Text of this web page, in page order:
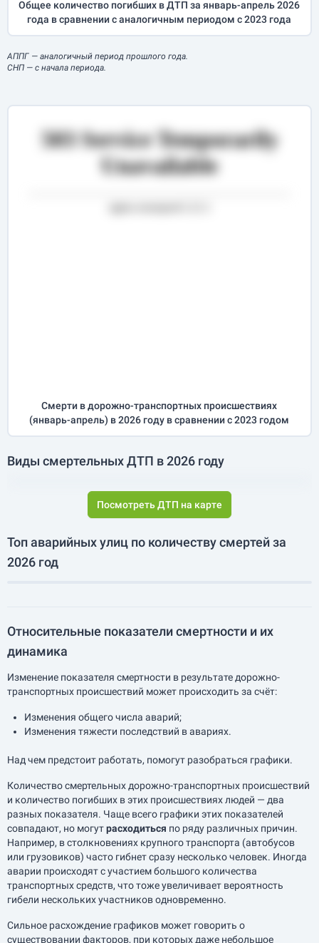
Общее количество погибших в ДТП заянварь-апрель2026
года в сравнении с аналогичным периодом с 2023 года
АППГ — аналогичный период прошлого года.
СНП — с начала периода.
Смерти в дорожно-транспортных происшествиях
(январь-апрель) в 2026 году в сравнении с 2023 годом
Виды смертельных ДТП в 2026 году
Посмотреть ДТП на карте
Топ аварийных улиц по количеству смертей за
2026 год
Относительные показатели смертности и их
динамика
Изменение показателя смертности в результате дорожно-
транспортных происшествий может происходить за счёт:
Изменения общего числа аварий;
Изменения тяжести последствий в авариях.
Над чем предстоит работать, помогут разобраться графики.
Количество смертельных дорожно-транспортных происшествий
и количество погибших в этих происшествиях людей — два
разных показателя. Чаще всего графики этих показателей
совпадают, но могутрасходиться по ряду различных причин.
Например, в столкновениях крупного транспорта (автобусов
или грузовиков) часто гибнет сразу несколько человек. Иногда
аварии происходят с участием большого количества
транспортных средств, что тоже увеличивает вероятность
гибели нескольких участников одновременно.
Сильное расхождение графиков может говорить о
существовании факторов, при которых даже небольшое